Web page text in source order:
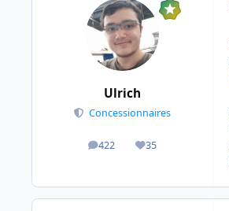
Ulrich
Concessionnaires
422
messages35
Réputation